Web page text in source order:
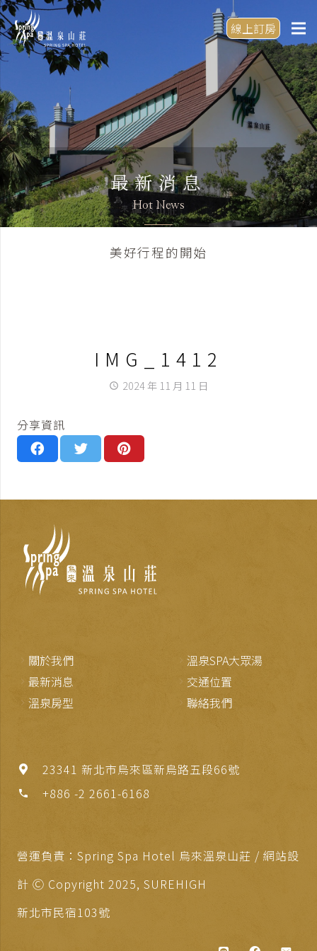
線上訂房
最新消息
Hot News
美好行程的開始
IMG_1412
access_time 2024 年 11 月 11 日
分享資訊
關於我們
最新消息
溫泉房型
溫泉SPA大眾湯
交通位置
聯絡我們
23341 新北市烏來區新烏路五段66號
phone +886 -2 2661-6168
營運負責：Spring Spa Hotel 烏來溫泉山莊 / 網站設
計 Ⓒ Copyright 2025, SUREHIGH
新北市民宿103號